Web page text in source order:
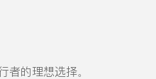
者的理想选择。